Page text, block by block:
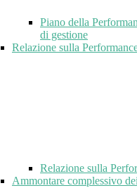
Piano della
di gestione
Relazione sulla
Relazione sulla
Ammontare complessivo